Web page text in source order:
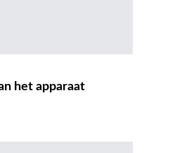
het apparaat